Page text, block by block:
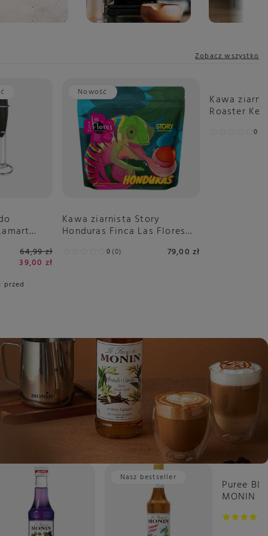
Zobacz wszystko
64,99 zł
39,00 zł
przed
Nowość
0 0
Kawa ziarnista Story
Honduras Finca Las Flores
79,00 zł
0
Kawa
Roaster
Nasz bestseller Puree
MONIN -